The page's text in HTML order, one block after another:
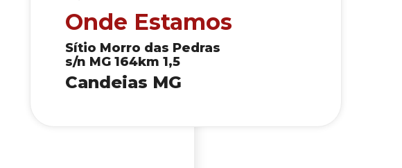
Onde Estamos
Sítio Morro das Pedras
s/n MG 164km 1,5
Candeias MG